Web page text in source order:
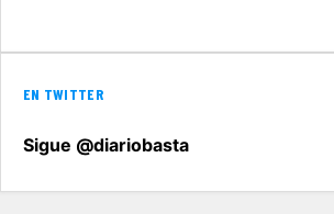
EN TWITTER
Sigue @diariobasta